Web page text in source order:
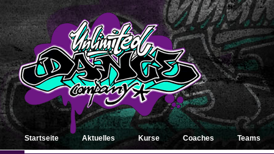
Startseite Aktuelles Kurse Coaches Teams